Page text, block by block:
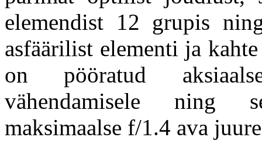
elemendist 12 grupis
asfäärilist elementi ja
on pööratud
vähendamisele ning
maksimaalse f/1.4 ava